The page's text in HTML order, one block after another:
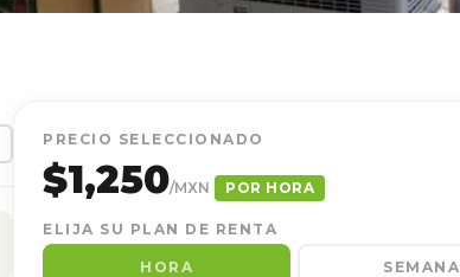
PRECIO SELECCIONADO
$1,250/MXN POR HORA
ELIJA SU PLAN DE RENTA
HORA SEMANA